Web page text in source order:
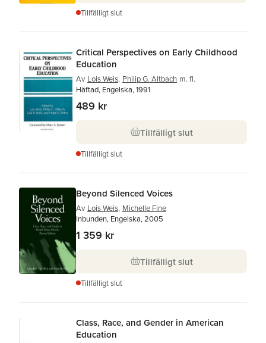
Tillfälligt slut
Critical Perspectives on Early Childhood
Education
Av Lois Weis, Philip G. Altbach m. fl.
Häftad, Engelska, 1991
489 kr
Tillfälligt slut
Tillfälligt slut
Beyond Silenced Voices
Av Lois Weis, Michelle Fine
Inbunden, Engelska, 2005
1 359 kr
Tillfälligt slut
Tillfälligt slut
Class, Race, and Gender in American
Education